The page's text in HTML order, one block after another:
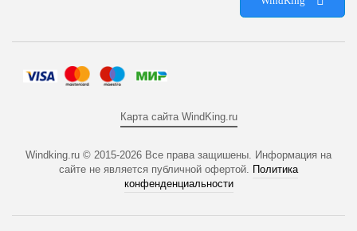
Windking.ru © 2015-2026 Все права защишены. Информация на
сайте не является публичной офертой.
Политика
конфенденциальности
Карта сайта WindKing.ru